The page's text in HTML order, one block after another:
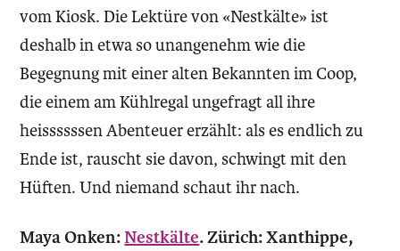
vom Kiosk. Die Lektüre von «Nestkälte» ist
deshalb in etwa so unangenehm wie die
Begegnung mit einer alten Bekannten im Coop,
die einem am Kühlregal ungefragt all ihre
heissssssen Abenteuer erzählt: als es endlich zu
Ende ist, rauscht sie davon, schwingt mit den
Hüften. Und niemand schaut ihr nach.
Maya Onken:Nestkälte. Zürich: Xanthippe,